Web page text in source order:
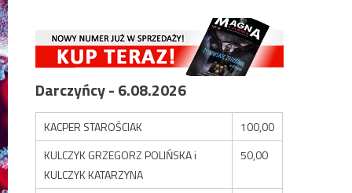
Darczyńcy - 6.08.2026
KACPER STAROŚCIAK
100,00
KULCZYK GRZEGORZ POLIŃSKA i
KULCZYK KATARZYNA
50,00